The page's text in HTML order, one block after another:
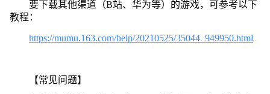
要下载其他渠道（B站、华为等）的游戏，可参考以下
教程：
https://mumu.163.com/help/20210525/35044_949950.html
【常见问题】